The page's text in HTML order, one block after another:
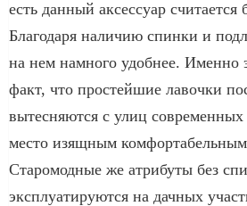
есть данный аксессуар
Благодаря наличию спинки и
на нем намного удобнее. Именно
факт, что простейшие лавочки
вытесняются с улиц современных
место изящным
Старомодные же атрибуты без
эксплуатируются на дачных